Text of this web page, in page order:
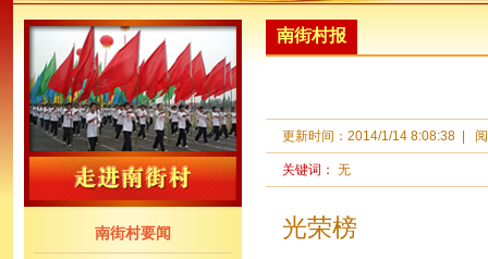
南街村要闻
南街村报
更新时间： 2014/1/14 8:08:38
关键词： 无
光荣榜